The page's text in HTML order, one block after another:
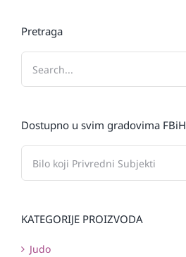
Pretraga
Dostupno u svim gradovima FBiH
KATEGORIJE PROIZVODA
Judo